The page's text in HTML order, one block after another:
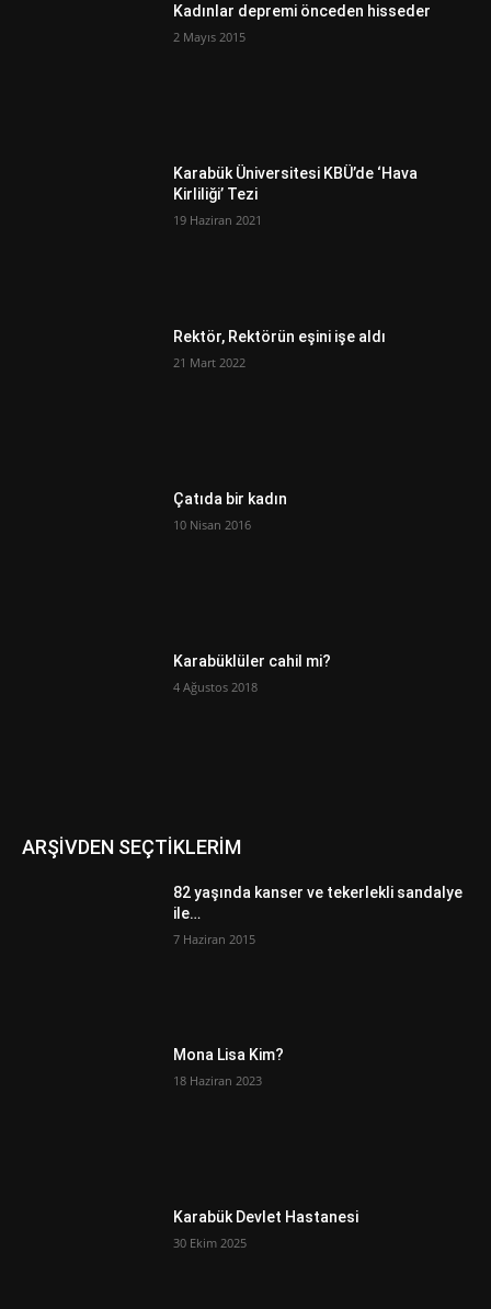
Kadınlar depremi önceden hisseder
2 Mayıs 2015
Karabük Üniversitesi KBÜ’de ‘Hava
Kirliliği’ Tezi
19 Haziran 2021
Rektör, Rektörün eşini işe aldı
21 Mart 2022
Çatıda bir kadın
10 Nisan 2016
Karabüklüler cahil mi?
4 Ağustos 2018
ARŞİVDEN SEÇTİKLERİM
82 yaşında kanser ve tekerlekli sandalye
ile…
7 Haziran 2015
Mona Lisa Kim?
18 Haziran 2023
Karabük Devlet Hastanesi
30 Ekim 2025